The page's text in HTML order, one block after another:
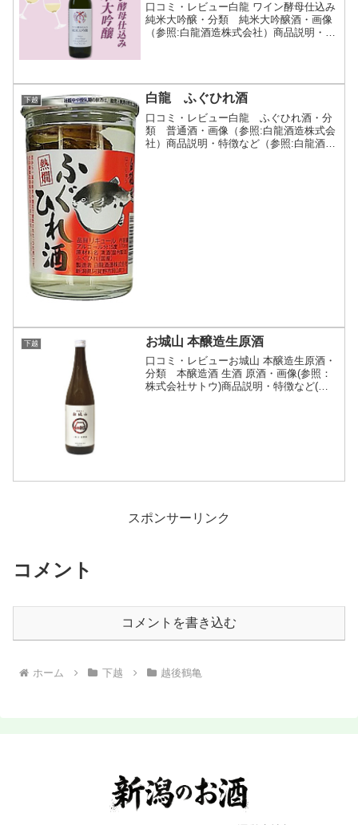
口コミ・レビュー白龍 ワイン酵母仕込み
純米大吟醸・分類 純米大吟醸酒・画像
（参照:白龍酒造株式会社）商品説明・特
酒です。日本酒造りに...
下越 白龍 ふぐひれ酒
口コミ・レビュー白龍 ふぐひれ酒・分
類 普通酒・画像（参照:白龍酒造株式会
社）商品説明・特徴など（参照:白龍酒造
下越 お城山 本醸造生原酒
口コミ・レビューお城山 本醸造生原酒・
分類 本醸造酒 生酒 原酒・画像(参照：
株式会社サトウ)商品説明・特徴など(参
スポンサーリンク
コメント
コメントを書き込む
ホーム 下越 越後鶴亀